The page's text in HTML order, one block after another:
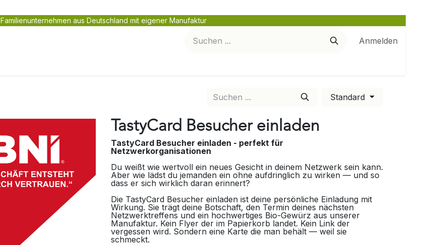
Familienunternehmen aus Deutschland mit eigener Manufaktur
Anmelden
Standard
TastyCard Besucher einladen
TastyCard Besucher einladen - perfekt für
Netzwerkorganisationen
Du weißt wie wertvoll ein neues Gesicht in deinem Netzwerk sein kann.
Aber wie lädst du jemanden ein ohne aufdringlich zu wirken — und so
dass er sich wirklich daran erinnert?
Die TastyCard Besucher einladen ist deine persönliche Einladung mit
Wirkung. Sie trägt deine Botschaft, den Termin deines nächsten
Netzwerktreffens und ein hochwertiges Bio-Gewürz aus unserer
Manufaktur. Kein Flyer der im Papierkorb landet. Kein Link der
vergessen wird. Sondern eine Karte die man behält — weil sie
schmeckt.